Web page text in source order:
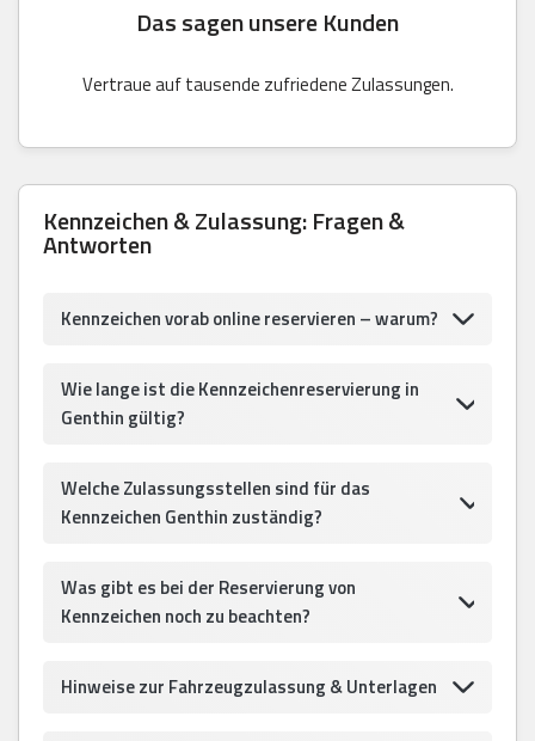
Das sagen unsere Kunden
Vertraue auf tausende zufriedene Zulassungen.
Kennzeichen & Zulassung: Fragen &
Antworten
Kennzeichen vorab online reservieren – warum?
Wie lange ist die Kennzeichenreservierung in
Genthin gültig?
Welche Zulassungsstellen sind für das
Kennzeichen Genthin zuständig?
Was gibt es bei der Reservierung von
Kennzeichen noch zu beachten?
Hinweise zur Fahrzeugzulassung & Unterlagen